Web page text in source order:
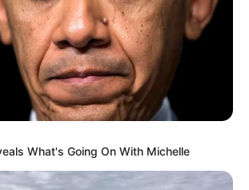
What's Going On With Michelle